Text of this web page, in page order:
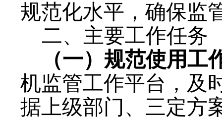
规范化水平 ，确保监
二、主要工作任务
（一） 规范使用工
机监管工作平台 ，及
据上级部门、三定方